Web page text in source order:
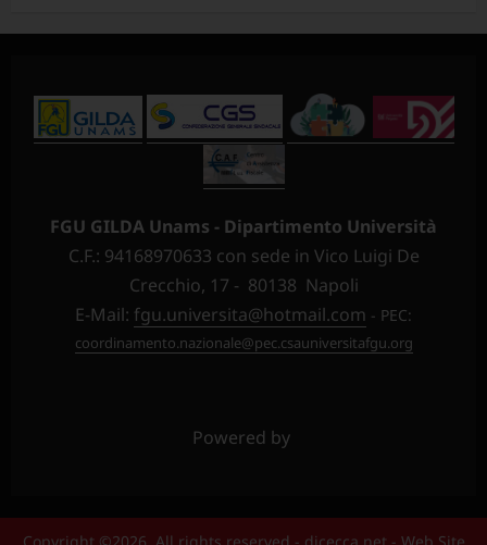
FGU GILDA Unams - Dipartimento Università
C.F.: 94168970633 con sede in Vico Luigi De
Crecchio, 17 - 80138 Napoli
E-Mail: fgu.universita@hotmail.com - PEC:
coordinamento.nazionale@pec.csauniversitafgu.org
Powered by